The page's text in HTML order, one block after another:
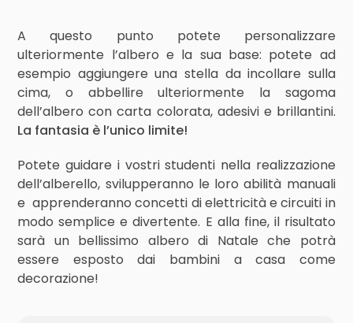
A questo punto potete personalizzare
ulteriormente l’albero e la sua base: potete ad
esempio aggiungere una stella da incollare sulla
cima, o abbellire ulteriormente la sagoma
dell’albero con carta colorata, adesivi e brillantini.
La fantasia è l’unico limite!
Potete guidare i vostri studenti nella realizzazione
dell’alberello, svilupperanno le loro abilità manuali
e apprenderanno concetti di elettricità e circuiti in
modo semplice e divertente. E alla fine, il risultato
sarà un bellissimo albero di Natale che potrà
essere esposto dai bambini a casa come
decorazione!